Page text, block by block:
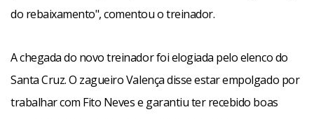
do rebaixamento", comentou o treinador.
A chegada do novo treinador foi elogiada pelo elenco do
Santa Cruz. O zagueiro Valença disse estar empolgado por
trabalhar com Fito Neves e garantiu ter recebido boas